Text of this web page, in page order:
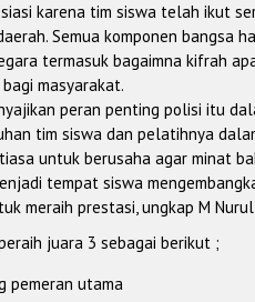
karena tim siswa telah ikut
Semua komponen bangsa
termasuk bagaimna kifrah
masyarakat.
peran penting polisi itu
tim siswa dan pelatihnya
untuk berusaha agar minat
tempat siswa
meraih prestasi, ungkap M
juara 3 sebagai berikut ;
pemeran utama